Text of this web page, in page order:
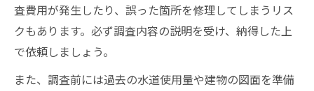
査費用が発生したり、誤った箇所を修理してしまうリス
クもあります。必ず調査内容の説明を受け、納得した上
で依頼しましょう。
また、調査前には過去の水道使用量や建物の図面を準備